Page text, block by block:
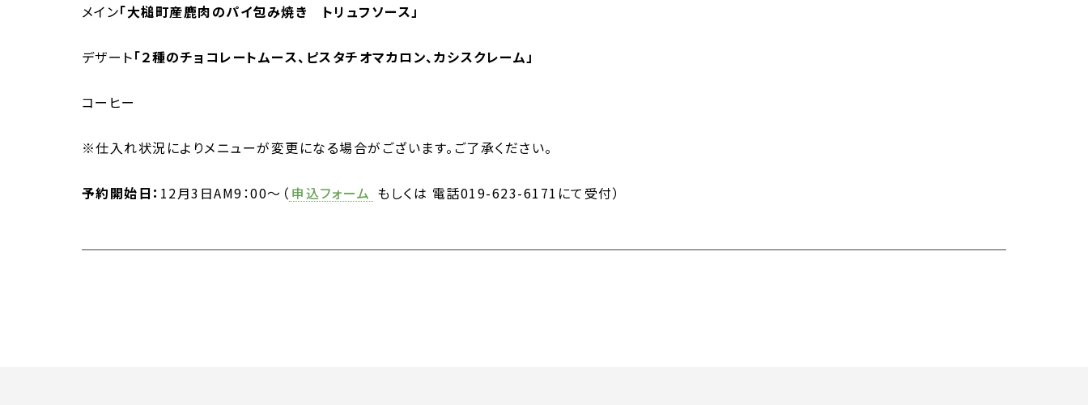
メイン「大槌町産鹿肉のパイ包み焼き トリュフソース 」
デザート「２種のチョコレートムース、ピスタチオマカロン、カシスクレーム」
コーヒー
※仕入れ状況によりメニューが変更になる場合がございます。ご了承ください。
予約開始日： 12月3日AM9：00～（ 申込フォーム もしくは 電話019-623-6171にて受付）